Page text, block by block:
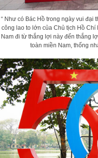
“ Như có Bác Hồ trong ngày vui đại
công lao to lớn của Chủ tịch Hồ
Nam đi từ thắng lợi này đến thắng
toàn miền Nam, thống